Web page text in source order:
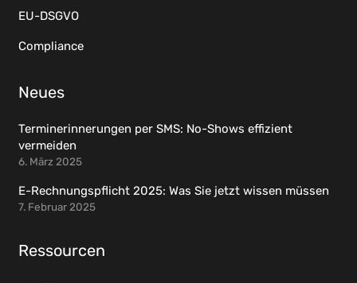
EU-DSGVO
Compliance
Neues
Terminerinnerungen per SMS: No-Shows effizient
vermeiden
6. März 2025
E-Rechnungspflicht 2025: Was Sie jetzt wissen müssen
7. Februar 2025
Ressourcen